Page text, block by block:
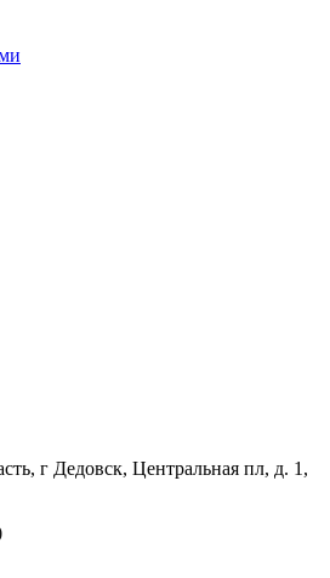
г Дедовск, Центральная пл, д. 1,